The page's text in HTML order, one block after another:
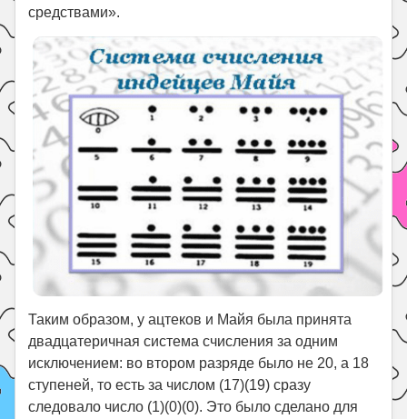
средствами».
Таким образом, у ацтеков и Майя была принята
двадцатеричная система счисления за одним
исключением: во втором разряде было не 20, а 18
ступеней, то есть за числом (17)(19) сразу
следовало число (1)(0)(0). Это было сделано для